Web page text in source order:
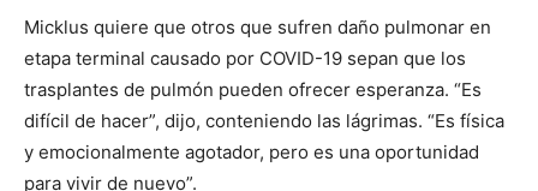
Micklus quiere que otros que sufren daño pulmonar en
etapa terminal causado por COVID-19 sepan que los
trasplantes de pulmón pueden ofrecer esperanza. “Es
difícil de hacer”, dijo, conteniendo las lágrimas. “Es física
y emocionalmente agotador, pero es una oportunidad
para vivir de nuevo”.